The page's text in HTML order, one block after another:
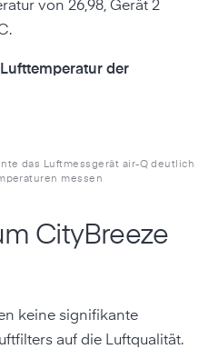
von 26,98, Gerät 2
der
das Luftmessgerät air-Q deutlich
messen
CityBreeze
keine signifikante
auf die Luftqualität.